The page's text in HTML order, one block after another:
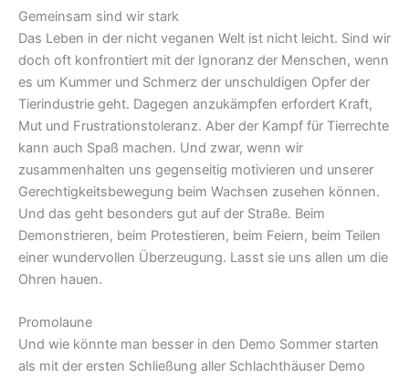
Gemeinsam sind wir stark
Das Leben in der nicht veganen Welt ist nicht leicht. Sind wir
doch oft konfrontiert mit der Ignoranz der Menschen, wenn
es um Kummer und Schmerz der unschuldigen Opfer der
Tierindustrie geht. Dagegen anzukämpfen erfordert Kraft,
Mut und Frustrationstoleranz. Aber der Kampf für Tierrechte
kann auch Spaß machen. Und zwar, wenn wir
zusammenhalten uns gegenseitig motivieren und unserer
Gerechtigkeitsbewegung beim Wachsen zusehen können.
Und das geht besonders gut auf der Straße. Beim
Demonstrieren, beim Protestieren, beim Feiern, beim Teilen
einer wundervollen Überzeugung. Lasst sie uns allen um die
Ohren hauen.
Promolaune
Und wie könnte man besser in den Demo Sommer starten
als mit der ersten Schließung aller Schlachthäuser Demo